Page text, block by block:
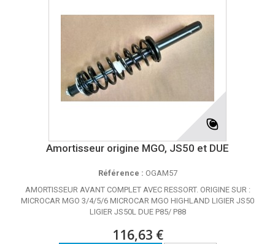
Amortisseur origine MGO, JS50 et DUE
Référence : OGAM57
AMORTISSEUR AVANT COMPLET AVEC RESSORT. ORIGINE SUR :
MICROCAR MGO 3/4/5/6 MICROCAR MGO HIGHLAND LIGIER JS50
LIGIER JS50L DUE P85/ P88
116,63 €